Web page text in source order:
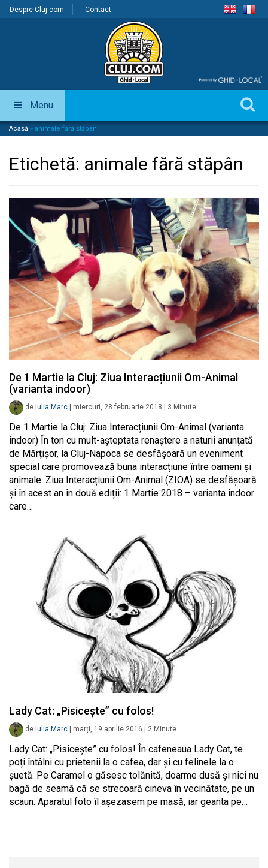
Despre Cluj.com Contact
Menu
Acasă » animale fără stăpân
Etichetă: animale fără stăpân
De 1 Martie la Cluj: Ziua Interacțiunii Om-Animal
(varianta indoor)
de Iulia Marc miercuri, 28 februarie 2018 3 Minute
De 1 Martie la Cluj: Ziua Interacțiunii Om-Animal (varianta
indoor) În ton cu mult-așteptata renaștere a naturii anunțată
de Mărțișor, la Cluj-Napoca se desfășoară un eveniment
special care promovează buna interacțiune între oameni și
animale. Ziua Interacțiunii Om-Animal (ZIOA) se desfășoară
și în acest an în două ediții: 1 Martie 2018 – varianta indoor
care…
Lady Cat: „Pisicește” cu folos!
de Iulia Marc marți, 19 aprilie 2016 2 Minute
Lady Cat: „Pisicește” cu folos! În cafeneaua Lady Cat, te
poți întâlni cu prietenii la o cafea, dar și cu felinele la o
șuetă. Pe Caramel o găsesc tolănită, doarme dusă și nici nu
bagă de seamă că se strecoară cineva în vecinătate, pe un
scaun. Aparatul foto îl așezasem pe masă, iar geanta pe…